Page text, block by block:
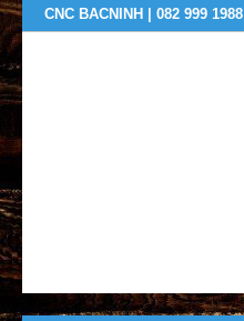
CNC BACNINH | 082 999 1988